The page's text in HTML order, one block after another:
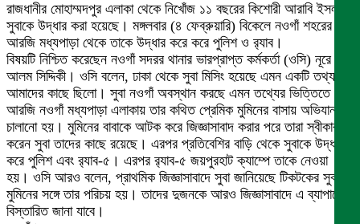
রাজধানীর মোহাম্মদপুর এলাকা থেকে নিখোঁজ ১১ বছরের কিশোরী আরাবি ইসলাম
সুবাকে উদ্ধার করা হয়েছে। মঙ্গলবার (৪ ফেব্রুয়ারি) বিকেলে নওগাঁ শহরের
আরজি মধ্যপাড়া থেকে তাকে উদ্ধার করে করে পুলিশ ও র‌্যাব।
বিষয়টি নিশ্চিত করেছেন নওগাঁ সদরর থানার ভারপ্রাপ্ত কর্মকর্তা (ওসি) নূরে
আলম সিদ্দিকী। ওসি বলেন, ঢাকা থেকে সুবা মিসিং হয়েছে এমন একটি তথ্য
আমাদের কাছে ছিলো। সুবা নওগাঁ অবস্থান করছে এমন তথ্যের ভিত্তিতে
আরজি নওগাঁ মধ্যপাড়া এলাকায় তার কথিত প্রেমিক মুমিনের বাসায় অভিযান
চালানো হয়। মুমিনের বাবাকে আটক করে জিজ্ঞাসাবাদ করার পরে তারা স্বীকার
করেন সুবা তাদের কাছে রয়েছে। এরপর প্রতিবেশির বাড়ি থেকে সুবাকে উদ্ধার
করে পুলিশ এবং র‌্যাব-৫। এরপর র‌্যাব-৫ জয়পুরহাট ক্যাম্পে তাকে নেওয়া
হয়। ওসি আরও বলেন, প্রাথমিক জিজ্ঞাসাবাদে সুবা জানিয়েছে টিকটকের সুবাদে
মুমিনের সঙ্গে তার পরিচয় হয়। তাদের দুজনকে আরও জিজ্ঞাসাবাদে এ ব্যাপারে
বিস্তারিত জানা যাবে।